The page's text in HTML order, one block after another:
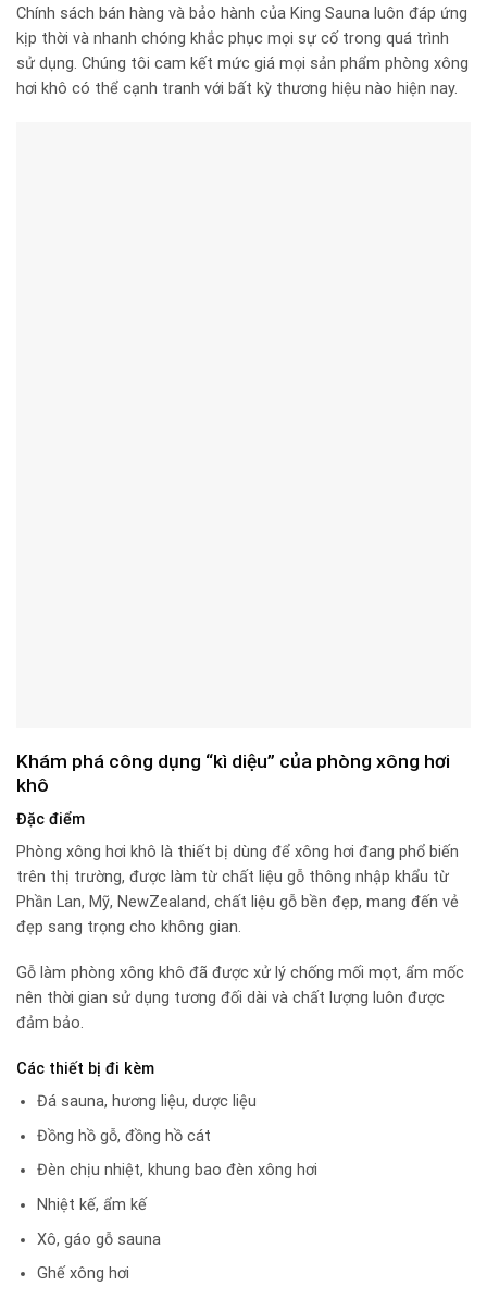
Chính sách bán hàng và bảo hành của King Sauna luôn đáp ứng
kịp thời và nhanh chóng khắc phục mọi sự cố trong quá trình
sử dụng. Chúng tôi cam kết mức giá mọi sản phẩm phòng xông
hơi khô có thể cạnh tranh với bất kỳ thương hiệu nào hiện nay.
Khám phá công dụng “kì diệu” của phòng xông hơi
khô
Đặc điểm
Phòng xông hơi khô là thiết bị dùng để xông hơi đang phổ biến
trên thị trường, được làm từ chất liệu gỗ thông nhập khẩu từ
Phần Lan, Mỹ, NewZealand, chất liệu gỗ bền đẹp, mang đến vẻ
đẹp sang trọng cho không gian.
Gỗ làm phòng xông khô đã được xử lý chống mối mọt, ẩm mốc
nên thời gian sử dụng tương đối dài và chất lượng luôn được
đảm bảo.
Các thiết bị đi kèm
Đá sauna, hương liệu, dược liệu
Đồng hồ gỗ, đồng hồ cát
Đèn chịu nhiệt, khung bao đèn xông hơi
Nhiệt kế, ẩm kế
Xô, gáo gỗ sauna
Ghế xông hơi